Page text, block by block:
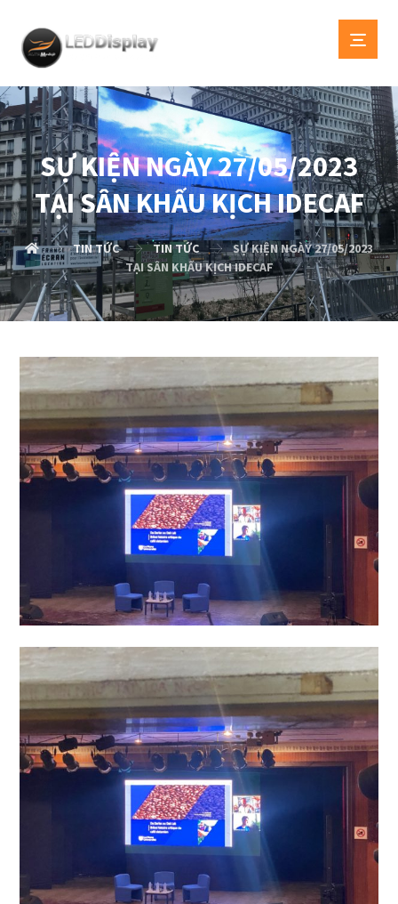
SỰ KIỆN NGÀY 27/05/2023
TẠI SÂN KHẤU KỊCH IDECAF
TIN TỨC TIN TỨC
SỰ KIỆN NGÀY 27/05/2023
TẠI SÂN KHẤU KỊCH IDECAF